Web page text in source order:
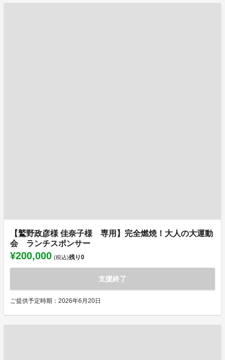
【鷲野政彦様 佳奈子様 専用】完全燃焼！大人の大運動
会 ランチスポンサー
¥200,000 (税込)残り0
支援終了
ご提供予定時期：2026年6月20日